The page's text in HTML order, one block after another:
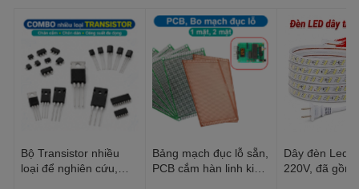
Bộ Transistor nhiều
loại để nghiên cứu,
Bảng mạch đục lỗ sẵn,
PCB cắm hàn linh kiện
Dây đèn Led
220V, đã gồm